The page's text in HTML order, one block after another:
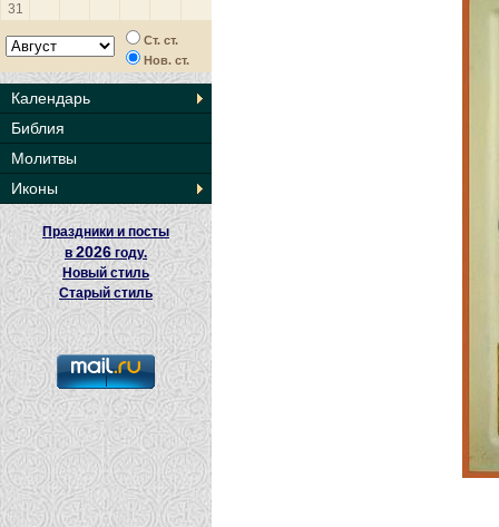
31
Ст. ст.
Нов. ст.
Календарь
Библия
Молитвы
Иконы
Праздники и посты
в2026 году.
Новый стиль
Старый стиль